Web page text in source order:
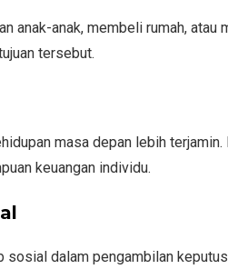
anak-anak, membeli rumah, atau
tersebut.
masa depan lebih terjamin.
keuangan individu.
sosial dalam pengambilan